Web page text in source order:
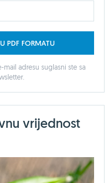
PDF FORMATU
adresu suglasni ste sa
vrijednost